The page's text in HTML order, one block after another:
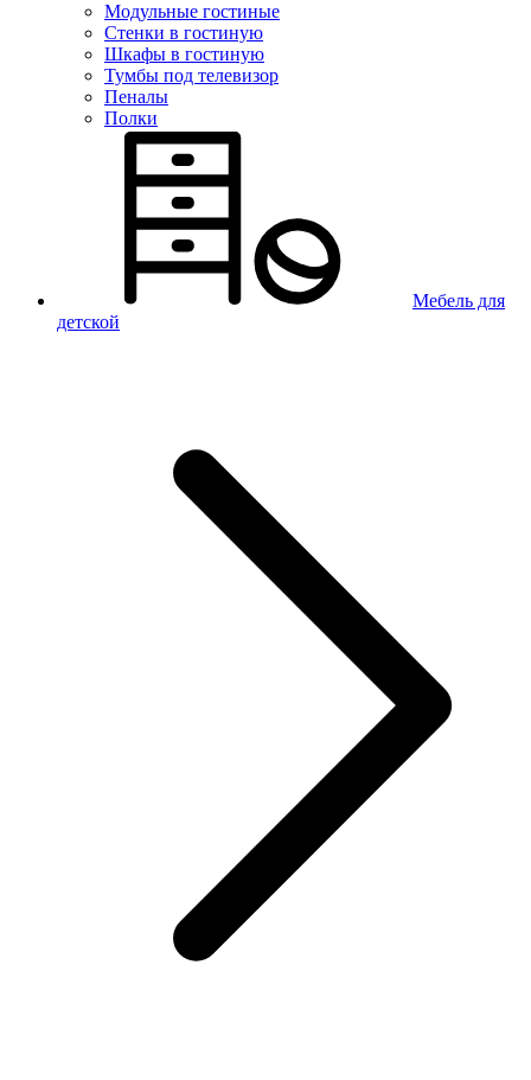
Модульные гостиные
Стенки в гостиную
Шкафы в гостиную
Тумбы под телевизор
Пеналы
Полки
Мебель для
детской